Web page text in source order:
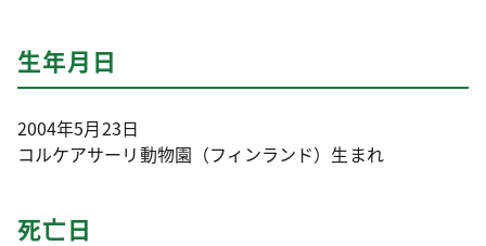
生年月日
2004年5月23日
コルケアサーリ動物園（フィンランド）生まれ
死亡日